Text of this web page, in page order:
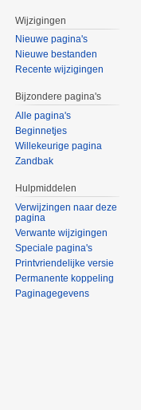
Wijzigingen
Nieuwe pagina's
Nieuwe bestanden
Recente wijzigingen
Bijzondere pagina's
Alle pagina's
Beginnetjes
Willekeurige pagina
Zandbak
Hulpmiddelen
Verwijzingen naar deze
pagina
Verwante wijzigingen
Speciale pagina's
Printvriendelijke versie
Permanente koppeling
Paginagegevens